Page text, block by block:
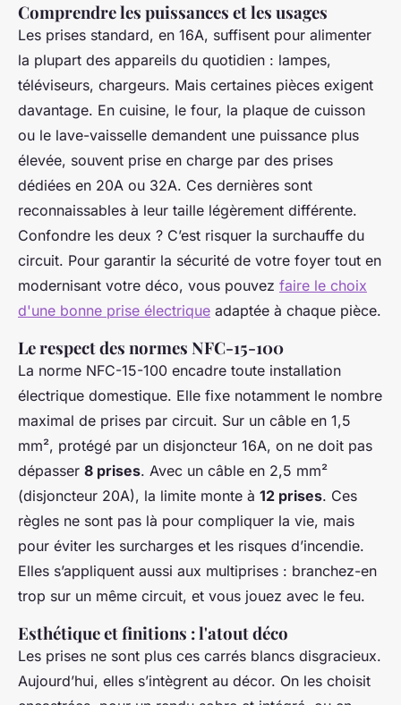
Comprendre les puissances et les usages
Les prises standard, en 16A, suffisent pour alimenter
la plupart des appareils du quotidien : lampes,
téléviseurs, chargeurs. Mais certaines pièces exigent
davantage. En cuisine, le four, la plaque de cuisson
ou le lave-vaisselle demandent une puissance plus
élevée, souvent prise en charge par des prises
dédiées en 20A ou 32A. Ces dernières sont
reconnaissables à leur taille légèrement différente.
Confondre les deux ? C’est risquer la surchauffe du
circuit. Pour garantir la sécurité de votre foyer tout en
modernisant votre déco, vous pouvez faire le choix
d'une bonne prise électrique adaptée à chaque pièce.
Le respect des normes NFC-15-100
La norme NFC-15-100 encadre toute installation
électrique domestique. Elle fixe notamment le nombre
maximal de prises par circuit. Sur un câble en 1,5
mm², protégé par un disjoncteur 16A, on ne doit pas
dépasser 8 prises. Avec un câble en 2,5 mm²
(disjoncteur 20A), la limite monte à 12 prises. Ces
règles ne sont pas là pour compliquer la vie, mais
pour éviter les surcharges et les risques d’incendie.
Elles s’appliquent aussi aux multiprises : branchez-en
trop sur un même circuit, et vous jouez avec le feu.
Esthétique et finitions : l'atout déco
Les prises ne sont plus ces carrés blancs disgracieux.
Aujourd’hui, elles s’intègrent au décor. On les choisit